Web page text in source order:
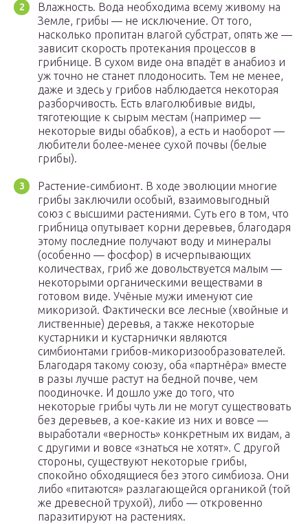
Влажность. Вода необходима всему живому на
Земле, грибы — не исключение. От того,
насколько пропитан влагой субстрат, опять же —
зависит скорость протекания процессов в
грибнице. В сухом виде она впадёт в анабиоз и
уж точно не станет плодоносить. Тем не менее,
даже и здесь у грибов наблюдается некоторая
разборчивость. Есть влаголюбивые виды,
тяготеющие к сырым местам (например —
некоторые виды обабков), а есть и наоборот —
любители более-менее сухой почвы (белые
грибы).
Растение-симбионт. В ходе эволюции многие
грибы заключили особый, взаимовыгодный
союз с высшими растениями. Суть его в том, что
грибница опутывает корни деревьев, благодаря
этому последние получают воду и минералы
(особенно — фосфор) в исчерпывающих
количествах, гриб же довольствуется малым —
некоторыми органическими веществами в
готовом виде. Учёные мужи именуют сие
микоризой. Фактически все лесные (хвойные и
лиственные) деревья, а также некоторые
кустарники и кустарнички являются
симбионтами грибов-микоризообразователей.
Благодаря такому союзу, оба «партнёра» вместе
в разы лучше растут на бедной почве, чем
поодиночке. И дошло уже до того, что
некоторые грибы чуть ли не могут существовать
без деревьев, а кое-какие из них и вовсе —
выработали «верность» конкретным их видам, а
с другими и вовсе «знаться не хотят». С другой
стороны, существуют некоторые грибы,
спокойно обходящиеся без этого симбиоза. Они
либо «питаются» разлагающейся органикой (той
же древесной трухой), либо — откровенно
паразитируют на растениях.